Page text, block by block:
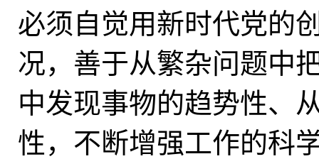
必须自觉用新时代党的
况，善于从繁杂问题中
中发现事物的趋势性、
性，不断增强工作的科